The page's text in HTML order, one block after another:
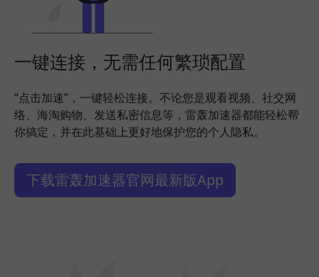
一键连接，无需任何繁琐配置
“点击加速”，一键轻松连接。不论您是观看视频、社交网
络、海淘购物、发送私密信息等，雷轰加速器都能轻松帮
你搞定，并在此基础上更好地保护您的个人隐私。
下载雷轰加速器官网最新版App